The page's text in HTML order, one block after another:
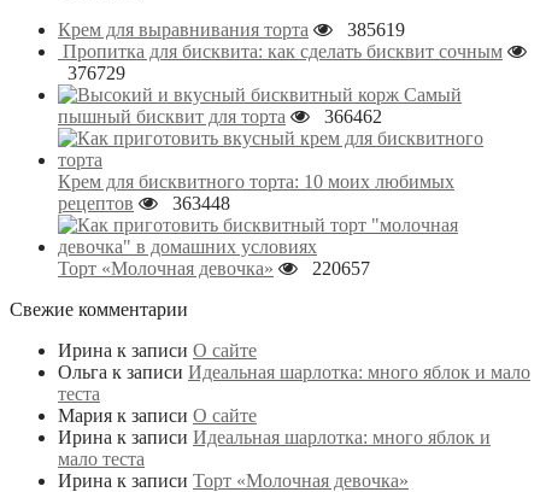
Крем для выравнивания торта
385619
Пропитка для бисквита: как сделать бисквит сочным
376729
Самый
пышный бисквит для торта
366462
Крем для бисквитного торта: 10 моих любимых
рецептов
363448
Торт «Молочная девочка»
220657
Свежие комментарии
Ирина к записи О сайте
Ольга к записи Идеальная шарлотка: много яблок и мало
теста
Мария к записи О сайте
Ирина к записи Идеальная шарлотка: много яблок и
мало теста
Ирина к записи Торт «Молочная девочка»